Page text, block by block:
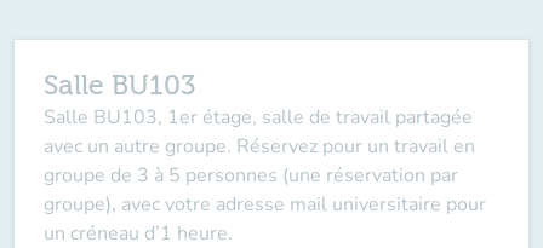
Salle BU103
Salle BU103, 1er étage, salle de travail partagée
avec un autre groupe. Réservez pour un travail en
groupe de 3 à 5 personnes (une réservation par
groupe), avec votre adresse mail universitaire pour
un créneau d’1 heure.